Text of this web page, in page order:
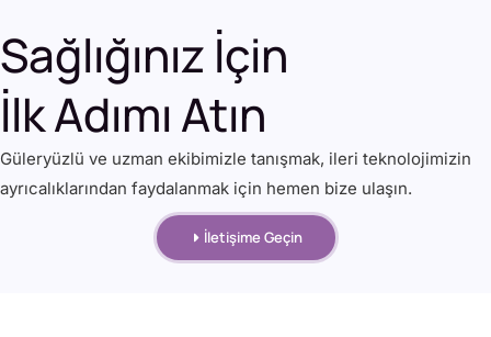
Sağlığınız İçin
İlk Adımı Atın
Güleryüzlü ve uzman ekibimizle tanışmak, ileri teknolojimizin
ayrıcalıklarından faydalanmak için hemen bize ulaşın.
İletişime Geçin